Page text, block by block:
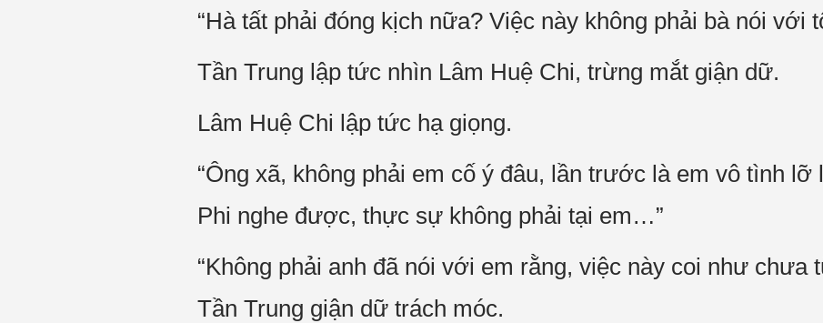
“Hà tất phải đóng kịch nữa? Việc này không phải bà nói với
Tần Trung lập tức nhìn Lâm Huệ Chi, trừng mắt giận dữ.
Lâm Huệ Chi lập tức hạ giọng.
“Ông xã, không phải em cố ý đâu, lần trước là em vô tình lỡ
Phi nghe được, thực sự không phải tại em…”
“Không phải anh đã nói với em rằng, việc này coi như chưa
Tần Trung giận dữ trách móc.